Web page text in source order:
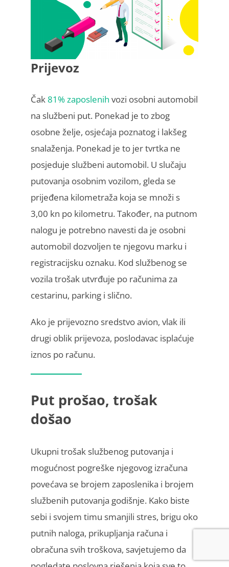
Prijevoz
Čak81% zaposlenih vozi osobni automobil
na službeni put. Ponekad je to zbog
osobne želje, osjećaja poznatog i lakšeg
snalaženja. Ponekad je to jer tvrtka ne
posjeduje službeni automobil. U slučaju
putovanja osobnim vozilom, gleda se
prijeđena kilometraža koja se množi s
3,00 kn po kilometru. Također, na putnom
nalogu je potrebno navesti da je osobni
automobil dozvoljen te njegovu marku i
registracijsku oznaku. Kod službenog se
vozila trošak utvrđuje po računima za
cestarinu, parking i slično.
Ako je prijevozno sredstvo avion, vlak ili
drugi oblik prijevoza, poslodavac isplaćuje
iznos po računu.
Put prošao, trošak
došao
Ukupni trošak službenog putovanja i
mogućnost pogreške njegovog izračuna
povećava se brojem zaposlenika i brojem
službenih putovanja godišnje. Kako biste
sebi i svojem timu smanjili stres, brigu oko
putnih naloga, prikupljanja računa i
obračuna svih troškova, savjetujemo da